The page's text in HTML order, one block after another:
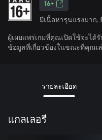
16+
มีเนื้อหารุนแรงมาก,
ผู้เผยแพร่เกมที่คุณเปิดใช้จะได้
ข้อมูลที่เกี่ยวข้องในขณะที่คุณเ
รายละเอียด
แกลเลอรี